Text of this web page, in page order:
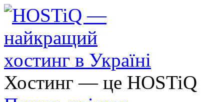
Хостинг — це HOSTiQ